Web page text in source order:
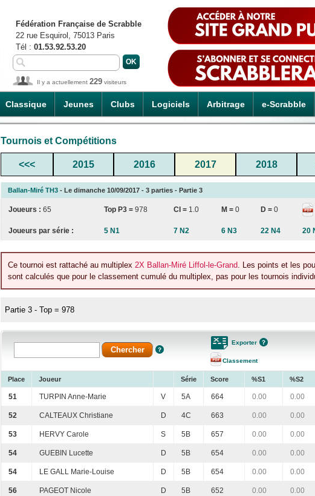
Classique Jeunes Clubs Logiciels Arbitrage e-Scrabble
Fédération Française de Scrabble
22 rue Esquirol, 75013 Paris
Tél : 01.53.92.53.20
Il y a actuellement 229 visiteurs
Tournois et Compétitions
<<< 2015 2016 2017 2018
Ballan-Miré TH3 - Le dimanche 10/09/2017 - 3 parties - Partie 3
Joueurs : 65 Top P3 = 978 CI = 1.0 M = 0 D = 0
Joueurs par série : 5 N1 7 N2 6 N3 22 N4 20
Ce tournoi est rattaché au multiplex 2X Ballan-Miré Liffol-le-Grand. Les points et les
sont calculés que pour le classement cumulé du multiplex, pas pour les tournois
Partie 3 - Top = 978
Exporter
Classement
Place Joueur Série Score %S1 %S2
51 TURPIN Anne-Marie V 5A 664 0.00 0.00
52 CALTEAUX Christiane D 4C 663 0.00 0.00
53 HERVY Carole S 5B 657 0.00 0.00
54 GUEBIN Lucette D 5B 654 0.00 0.00
54 LE GALL Marie-Louise D 5B 654 0.00 0.00
56 PAGEOT Nicole D 5B 652 0.00 0.00